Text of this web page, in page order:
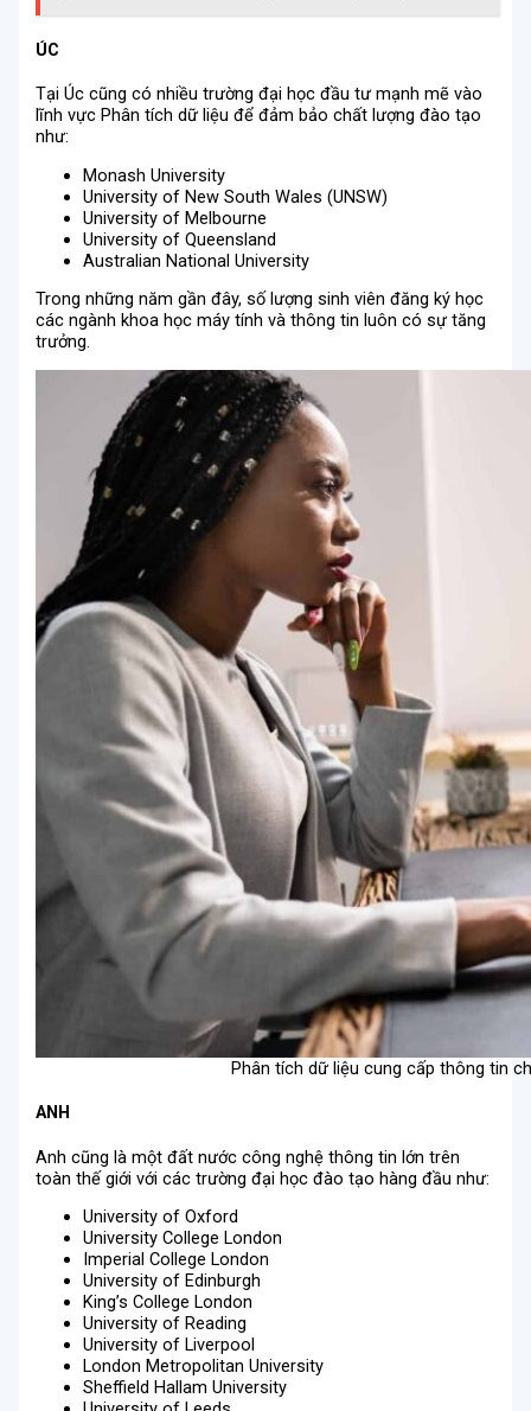
ÚC
Tại Úc cũng có nhiều trường đại học đầu tư mạnh mẽ vào
lĩnh vực Phân tích dữ liệu để đảm bảo chất lượng đào tạo
như:
Monash University
University of New South Wales (UNSW)
University of Melbourne
University of Queensland
Australian National University
Trong những năm gần đây, số lượng sinh viên đăng ký học
các ngành khoa học máy tính và thông tin luôn có sự tăng
trưởng.
Phân tích dữ liệu cung cấp thông tin
ANH
Anh cũng là một đất nước công nghệ thông tin lớn trên
toàn thế giới với các trường đại học đào tạo hàng đầu như:
University of Oxford
University College London
Imperial College London
University of Edinburgh
King’s College London
University of Reading
University of Liverpool
London Metropolitan University
Sheffield Hallam University